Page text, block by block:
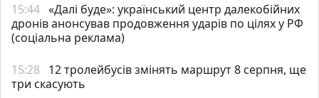
15:44 «Далі буде»: український центр далекобійних
дронів анонсував продовження ударів по цілях у РФ
(соціальна реклама)
15:28
12 тролейбусів змінять маршрут 8 серпня, ще
три скасують